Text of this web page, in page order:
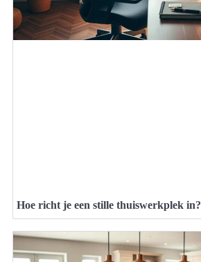
Hoe richt je een stille thuiswerkplek in?